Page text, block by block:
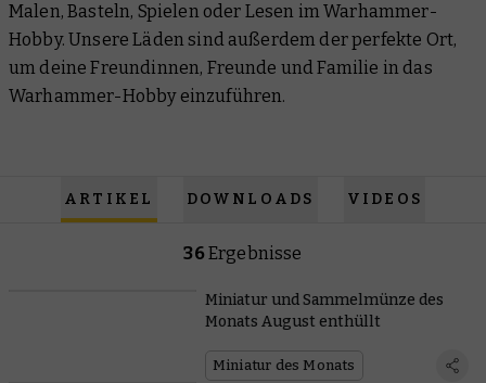
Malen, Basteln, Spielen oder Lesen im Warhammer-
Hobby. Unsere Läden sind außerdem der perfekte Ort,
um deine Freundinnen, Freunde und Familie in das
Warhammer-Hobby einzuführen.
ARTIKEL DOWNLOADS VIDEOS
36Ergebnisse
Miniatur und Sammelmünze des
Monats August enthüllt
Miniatur des Monats